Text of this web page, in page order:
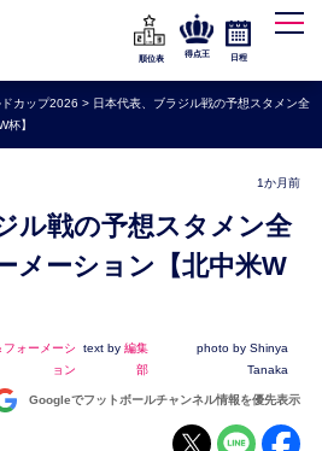
順位表
得点王 日程
カップ2026 > 日本代表、ブラジル戦の予想スタメン全
杯】
1か月前
メーション【北中米W
フォーメーシ
ョン
text by 編集
部
photo by Shinya
Tanaka
Googleでフットボールチャンネル情報を優先表示